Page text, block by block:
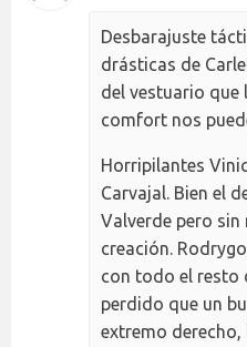
Desbarajuste
drásticas de
del vestuario que
comfort nos
Horripilantes
Carvajal. Bien el
Valverde pero sin
creación.
con todo el resto
perdido que un
extremo